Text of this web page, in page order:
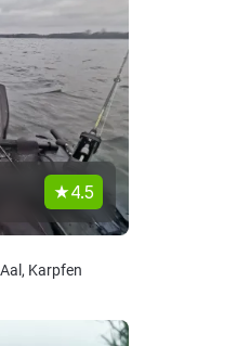
4.5
Karpfen